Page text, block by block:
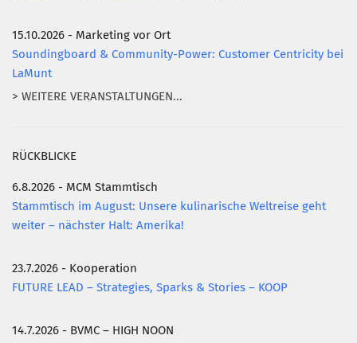
15.10.2026 - Marketing vor Ort
Soundingboard & Community-Power: Customer Centricity bei
LaMunt
> WEITERE VERANSTALTUNGEN...
RÜCKBLICKE
6.8.2026 - MCM Stammtisch
Stammtisch im August: Unsere kulinarische Weltreise geht
weiter – nächster Halt: Amerika!
23.7.2026 - Kooperation
FUTURE LEAD – Strategies, Sparks & Stories – KOOP
14.7.2026 - BVMC – HIGH NOON